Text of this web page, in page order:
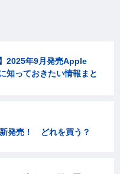
2025年9月発売Apple
知っておきたい情報まと
発売！ どれを買う？